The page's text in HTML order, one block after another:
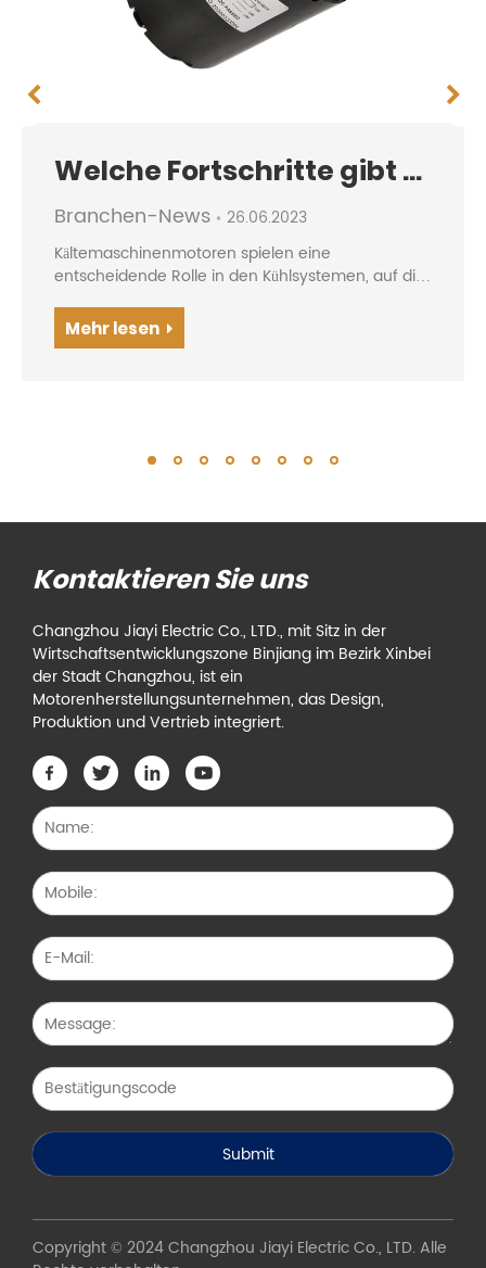
Welche Fortschritte gibt es in der Kältetechnik?
Branchen-News
26.06.2023
Kältemaschinenmotoren spielen eine
entscheidende Rolle in den Kühlsystemen, auf die
Unternehmen oder Industrieanlagen,
Kältemaschinenmotoren sind die treibende Kraft
Mehr lesen
Kontaktieren Sie uns
Changzhou Jiayi Electric Co., LTD., mit Sitz in der
Wirtschaftsentwicklungszone Binjiang im Bezirk Xinbei
der Stadt Changzhou, ist ein
Motorenherstellungsunternehmen, das Design,
Produktion und Vertrieb integriert.
Copyright © 2024 Changzhou Jiayi Electric Co., LTD. Alle